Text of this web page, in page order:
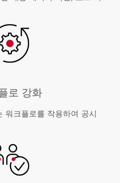
로 강화
워크플로를 작용하여 공시